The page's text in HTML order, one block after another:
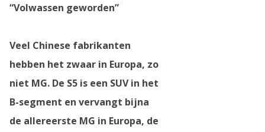
“Volwassen geworden”
Veel Chinese fabrikanten
hebben het zwaar in Europa, zo
niet MG. De S5 is een SUV in het
B-segment en vervangt bijna
de allereerste MG in Europa, de